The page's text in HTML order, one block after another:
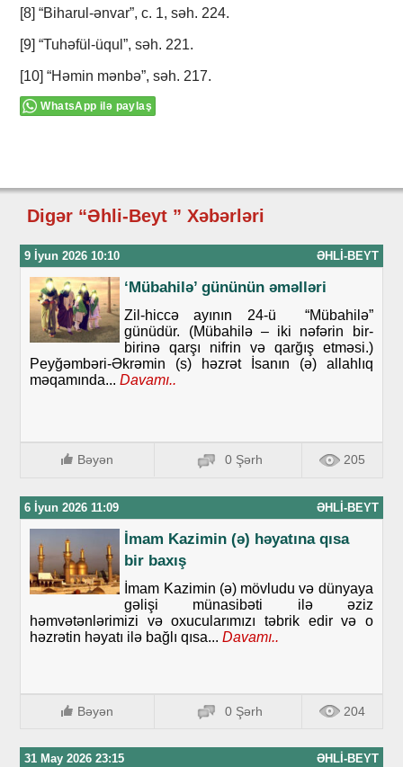
[8] “Bihаrul-әnvаr”, c. 1, sәh. 224.
[9] “Tuhәfül-üqul”, sәh. 221.
[10] “Hәmin mәnbә”, sәh. 217.
WhatsApp ilə paylaş
Digər “Əhli-Beyt ” Xəbərləri
9 İyun 2026 10:10 ƏHLI-BEYT
‘Mübahilə’ gününün əməlləri
Zil-hiccə ayının 24-ü “Mübahilə”
günüdür. (Mübahilə – iki nəfərin bir-
birinə qarşı nifrin və qarğış etməsi.)
Peyğəmbəri-Əkrəmin (s) həzrət İsanın (ə) allahlıq
məqamında... Davamı..
Bəyən 0 Şərh 205
6 İyun 2026 11:09 ƏHLI-BEYT
İmam Kazimin (ə) həyatına qısa
bir baxış
İmam Kazimin (ə) mövludu və dünyaya
gəlişi münasibəti ilə əziz
həmvətənlərimizi və oxucularımızı təbrik edir və o
həzrətin həyatı ilə bağlı qısa... Davamı..
Bəyən 0 Şərh 204
31 May 2026 23:15 ƏHLI-BEYT